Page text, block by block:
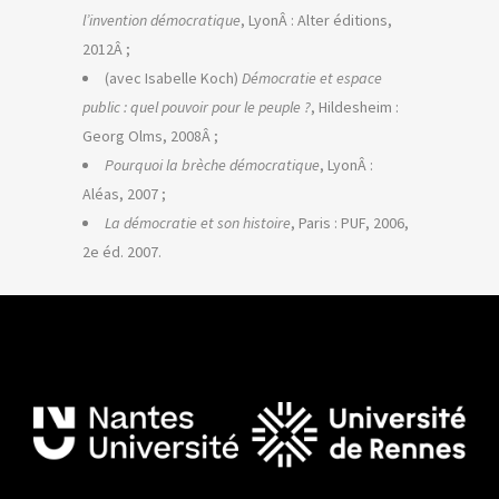
l’invention démocratique, LyonÂ : Alter éditions,
2012Â ;
(avec Isabelle Koch) Démocratie et espace
public : quel pouvoir pour le peuple ?, Hildesheim :
Georg Olms, 2008Â ;
Pourquoi la brèche démocratique, LyonÂ :
Aléas, 2007 ;
La démocratie et son histoire, Paris : PUF, 2006,
2e éd. 2007.